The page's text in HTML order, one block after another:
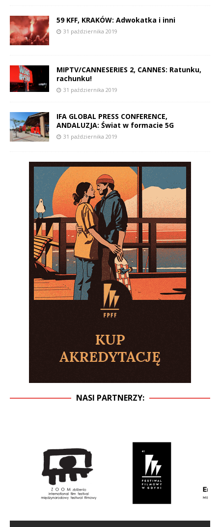
59 KFF, KRAKÓW: Adwokatka i inni
31 października 2019
MIPTV/CANNESERIES 2, CANNES: Ratunku,
rachunku!
31 października 2019
IFA GLOBAL PRESS CONFERENCE,
ANDALUZJA: Świat w formacie 5G
31 października 2019
NASI PARTNERZY: